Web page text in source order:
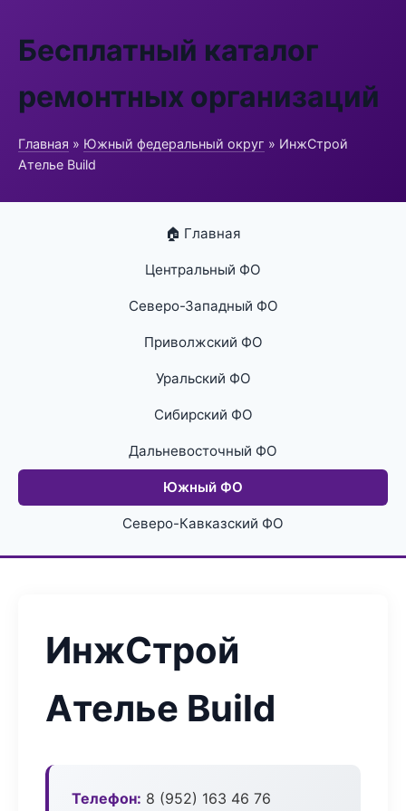
Бесплатный каталог
ремонтных организаций
Главная » Южный федеральный округ » ИнжСтрой
Ателье Build
🏠 Главная
Центральный ФО
Северо-Западный ФО
Приволжский ФО
Уральский ФО
Сибирский ФО
Дальневосточный ФО
Южный ФО
Северо-Кавказский ФО
ИнжСтрой
Ателье Build
Телефон: 8 (952) 163 46 76